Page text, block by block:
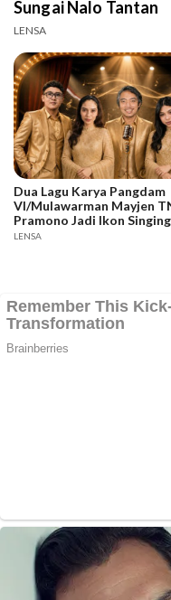
Sungai Nalo Tantan
LENSA
Dua Lagu Karya Pangdam
VI/Mulawarman Mayjen
Pramono Jadi Ikon Singing
Competition HUT Ke-81 RI
LENSA